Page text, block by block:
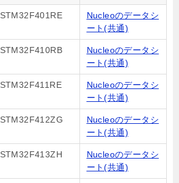
STM32F401RE
Nucleoのデータシ
ート(共通)
STM32F410RB
Nucleoのデータシ
ート(共通)
STM32F411RE
Nucleoのデータシ
ート(共通)
STM32F412ZG
Nucleoのデータシ
ート(共通)
STM32F413ZH
Nucleoのデータシ
ート(共通)